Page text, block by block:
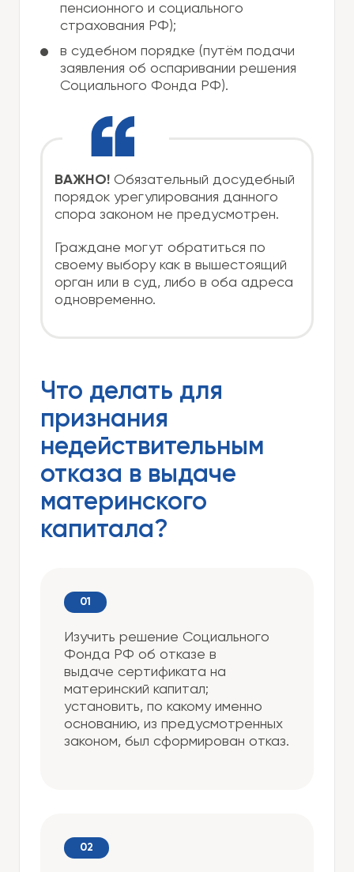
пенсионного и социального
страхования РФ);
в судебном порядке (путём подачи
заявления об оспаривании решения
Социального Фонда РФ).
ВАЖНО! Обязательный досудебный
порядок урегулирования данного
спора законом не предусмотрен.
Граждане могут обратиться по
своему выбору как в вышестоящий
орган или в суд, либо в оба адреса
одновременно.
Что делать для
признания
недействительным
отказа в выдаче
материнского
капитала?
Изучить решение Социального
Фонда РФ об отказе в
выдаче сертификата на
материнский капитал;
установить, по какому именно
основанию, из предусмотренных
законом, был сформирован отказ.